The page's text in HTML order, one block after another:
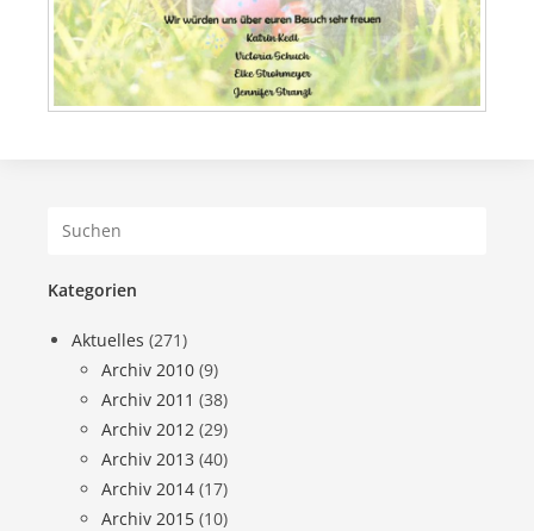
Kategorien
Aktuelles (271)
Archiv 2010 (9)
Archiv 2011 (38)
Archiv 2012 (29)
Archiv 2013 (40)
Archiv 2014 (17)
Archiv 2015 (10)